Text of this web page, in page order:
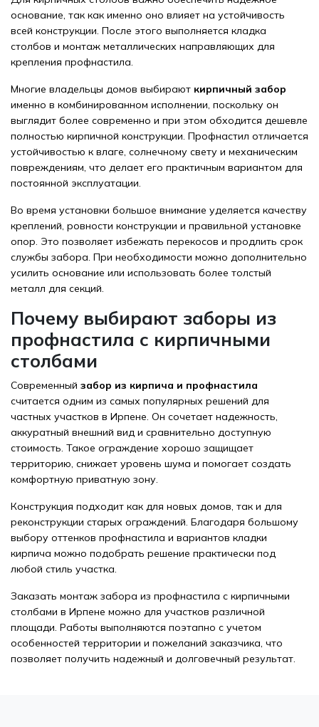
основание, так как именно оно влияет на устойчивость
всей конструкции. После этого выполняется кладка
столбов и монтаж металлических направляющих для
крепления профнастила.
Многие владельцы домов выбирают кирпичный забор
именно в комбинированном исполнении, поскольку он
выглядит более современно и при этом обходится дешевле
полностью кирпичной конструкции. Профнастил отличается
устойчивостью к влаге, солнечному свету и механическим
повреждениям, что делает его практичным вариантом для
постоянной эксплуатации.
Во время установки большое внимание уделяется качеству
креплений, ровности конструкции и правильной установке
опор. Это позволяет избежать перекосов и продлить срок
службы забора. При необходимости можно дополнительно
усилить основание или использовать более толстый
металл для секций.
Почему выбирают заборы из
профнастила с кирпичными
столбами
Современный забор из кирпича и профнастила
считается одним из самых популярных решений для
частных участков в Ирпене. Он сочетает надежность,
аккуратный внешний вид и сравнительно доступную
стоимость. Такое ограждение хорошо защищает
территорию, снижает уровень шума и помогает создать
комфортную приватную зону.
Конструкция подходит как для новых домов, так и для
реконструкции старых ограждений. Благодаря большому
выбору оттенков профнастила и вариантов кладки
кирпича можно подобрать решение практически под
любой стиль участка.
Заказать монтаж забора из профнастила с кирпичными
столбами в Ирпене можно для участков различной
площади. Работы выполняются поэтапно с учетом
особенностей территории и пожеланий заказчика, что
позволяет получить надежный и долговечный результат.